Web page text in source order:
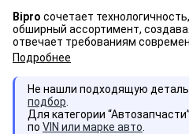
Bipro сочетает
обширный ассортимент,
отвечает требованиям
Подробнее
Не нашли подходящую
подбор
Для категории
по VIN или марке авто